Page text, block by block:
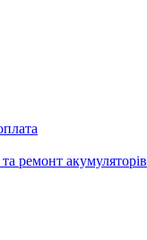
ремонт акумуляторів